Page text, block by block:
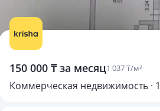
150 000 ₸ за месяц1 037 ₸/м²
Коммерческая недвижимость ·